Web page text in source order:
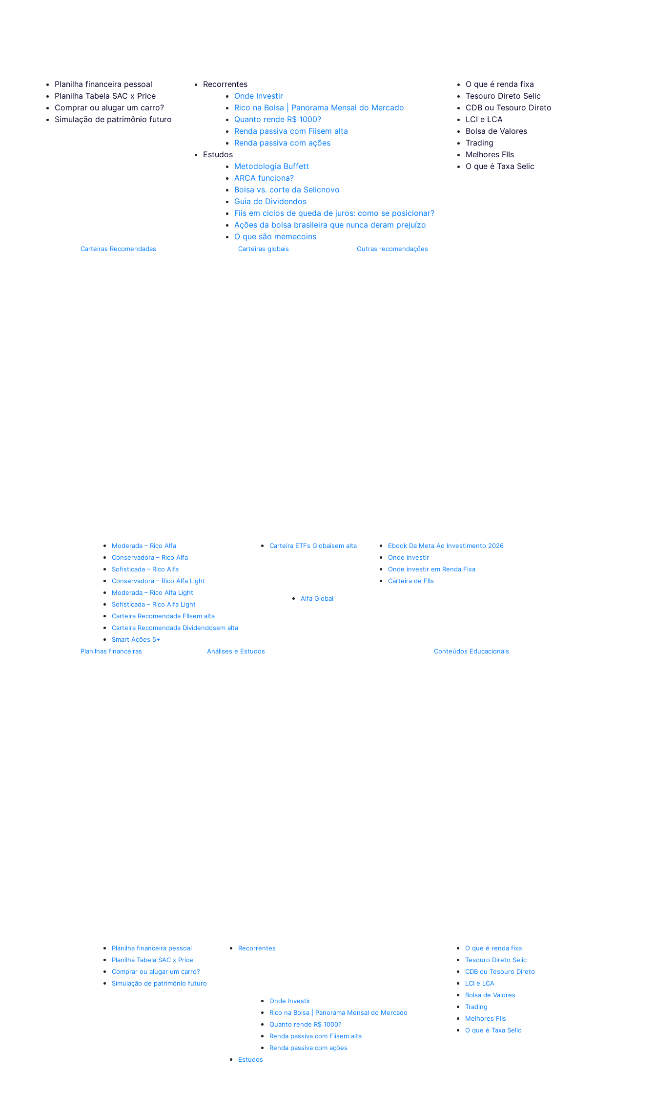
Planilha financeira pessoal
Planilha Tabela SAC x Price
Comprar ou alugar um carro?
Simulação de patrimônio futuro
Recorrentes
Onde Investir
Rico na Bolsa | Panorama Mensal do Mercado
Quanto rende R$ 1000?
Renda passiva com Fiisem alta
Renda passiva com ações
Estudos
Metodologia Buffett
ARCA funciona?
Bolsa vs. corte da Selicnovo
Guia de Dividendos
Fiis em ciclos de queda de juros: como se posicionar?
Ações da bolsa brasileira que nunca deram prejuízo
O que são memecoins
O que é renda fixa
Tesouro Direto Selic
CDB ou Tesouro Direto
LCI e LCA
Bolsa de Valores
Trading
Melhores FIIs
O que é Taxa Selic
Carteiras Recomendadas
Moderada – Rico Alfa
Conservadora – Rico Alfa
Sofisticada – Rico Alfa
Conservadora – Rico Alfa Light
Moderada – Rico Alfa Light
Sofisticada – Rico Alfa Light
Carteira Recomendada FIIsem alta
Carteira Recomendada Dividendosem alta
Smart Ações 5+
Carteiras globais
Carteira ETFs Globaisem alta
Alfa Global
Outras recomendações
Ebook Da Meta Ao Investimento 2026
Onde investir
Onde investir em Renda Fixa
Carteira de FIIs
Planilhas financeiras
Planilha financeira pessoal
Planilha Tabela SAC x Price
Comprar ou alugar um carro?
Simulação de patrimônio futuro
Análises e Estudos
Recorrentes
Onde Investir
Rico na Bolsa | Panorama Mensal do Mercado
Quanto rende R$ 1000?
Renda passiva com Fiisem alta
Renda passiva com ações
Estudos
Conteúdos Educacionais
O que é renda fixa
Tesouro Direto Selic
CDB ou Tesouro Direto
LCI e LCA
Bolsa de Valores
Trading
Melhores FIIs
O que é Taxa Selic